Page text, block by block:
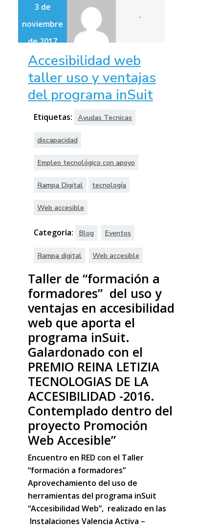
3 de
noviembre
de 2017
-
Accesibilidad web
taller uso y ventajas
del programa inSuit
Etiquetas: Ayudas Tecnicas
discapacidad
Empleo tecnológico con apoyo
Rampa Digital tecnología
Web accesible
Categoría: Blog Eventos
Rampa digital Web accesible
Taller de “formación a
formadores” del uso y
ventajas en accesibilidad
web que aporta el
programa inSuit.
Galardonado con el
PREMIO REINA LETIZIA
TECNOLOGIAS DE LA
ACCESIBILIDAD -2016.
Contemplado dentro del
proyecto Promoción
Web Accesible”
Encuentro en RED con el Taller
“formación a formadores”
Aprovechamiento del uso de
herramientas del programa inSuit
“Accesibilidad Web”, realizado en las
Instalaciones Valencia Activa –